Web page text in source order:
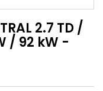
2.7 TD /
/ 92 kW -